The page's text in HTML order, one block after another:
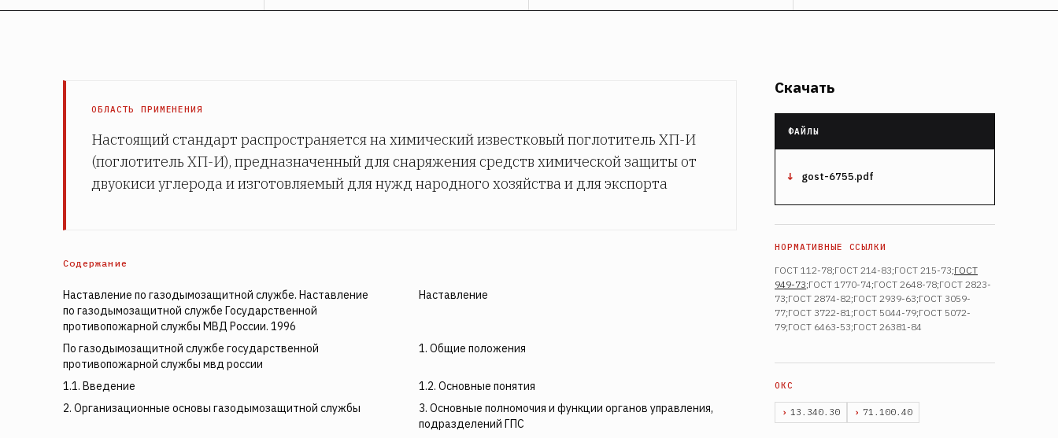
ОБЛАСТЬ ПРИМЕНЕНИЯ
Настоящий стандарт распространяется на химический известковый поглотитель ХП-И
(поглотитель ХП-И), предназначенный для снаряжения средств химической защиты от
двуокиси углерода и изготовляемый для нужд народного хозяйства и для экспорта
Содержание
Наставление по газодымозащитной службе. Наставление
по газодымозащитной службе Государственной
противопожарной службы МВД России. 1996
Наставление
По газодымозащитной службе государственной
противопожарной службы мвд россии
1. Общие положения
1.1. Введение
1.2. Основные понятия
2. Организационные основы газодымозащитной службы
3. Основные полномочия и функции органов управления,
подразделений ГПС
Скачать
gost-6755.pdf
ГОСТ 112-78;ГОСТ 214-83;ГОСТ 215-73;ГОСТ
949-73;ГОСТ 1770-74;ГОСТ 2648-78;ГОСТ 2823-
73;ГОСТ 2874-82;ГОСТ 2939-63;ГОСТ 3059-
77;ГОСТ 3722-81;ГОСТ 5044-79;ГОСТ 5072-
79;ГОСТ 6463-53;ГОСТ 26381-84
13.340.30 71.100.40